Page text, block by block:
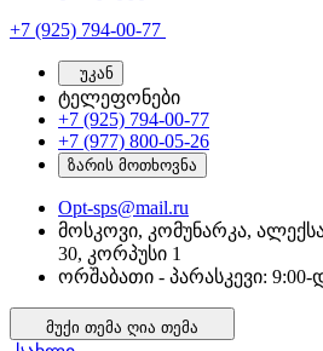
+7 (925) 794-00-77
უკან
ტელეფონები
+7 (925) 794-00-77
+7 (977) 800-05-26
ზარის მოთხოვნა
Opt-sps@mail.ru
მოსკოვი, კომუნარკა,
30, კორპუსი 1
ორშაბათი - პარასკევი: 9:00-
მუქი თემა ღია თემა